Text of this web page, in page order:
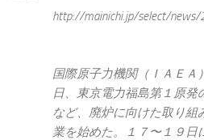
http://mainichi.jp/select/
国際原子力機関（ＩＡＥＡ
日、東京電力福島第１原
など、廃炉に向けた取り組
業を始めた。１７〜１９日